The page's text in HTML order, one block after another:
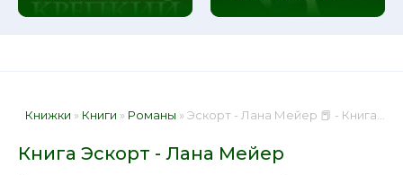
Книжки » Книги » Романы » Эскорт - Лана Мейер 📕 - Книга онлайн бесплатно
Книга Эскорт - Лана Мейер